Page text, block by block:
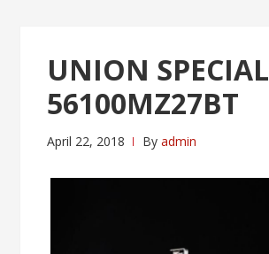
UNION SPECIAL
56100MZ27BT
April 22, 2018 Byadmin